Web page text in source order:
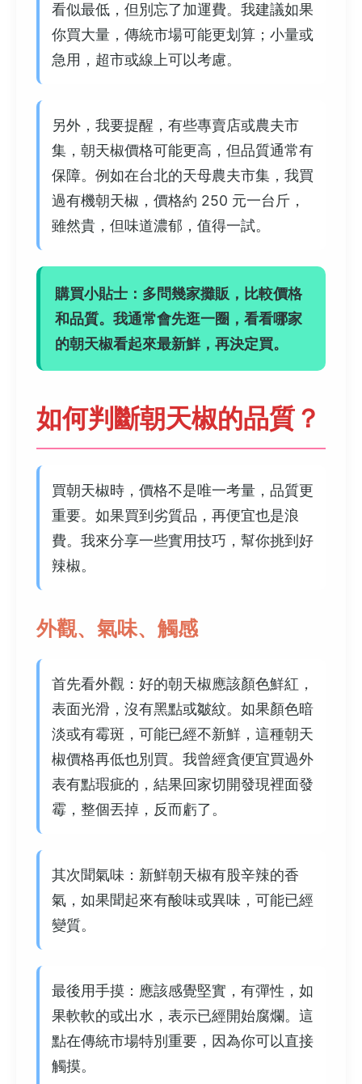
看似最低，但別忘了加運費。我建議如果
你買大量，傳統市場可能更划算；小量或
急用，超市或線上可以考慮。
另外，我要提醒，有些專賣店或農夫市
集，朝天椒價格可能更高，但品質通常有
保障。例如在台北的天母農夫市集，我買
過有機朝天椒，價格約 250 元一台斤，
雖然貴，但味道濃郁，值得一試。
購買小貼士：多問幾家攤販，比較價格
和品質。我通常會先逛一圈，看看哪家
的朝天椒看起來最新鮮，再決定買。
如何判斷朝天椒的品質？
買朝天椒時，價格不是唯一考量，品質更
重要。如果買到劣質品，再便宜也是浪
費。我來分享一些實用技巧，幫你挑到好
辣椒。
外觀、氣味、觸感
首先看外觀：好的朝天椒應該顏色鮮紅，
表面光滑，沒有黑點或皺紋。如果顏色暗
淡或有霉斑，可能已經不新鮮，這種朝天
椒價格再低也別買。我曾經貪便宜買過外
表有點瑕疵的，結果回家切開發現裡面發
霉，整個丟掉，反而虧了。
其次聞氣味：新鮮朝天椒有股辛辣的香
氣，如果聞起來有酸味或異味，可能已經
變質。
最後用手摸：應該感覺堅實，有彈性，如
果軟軟的或出水，表示已經開始腐爛。這
點在傳統市場特別重要，因為你可以直接
觸摸。